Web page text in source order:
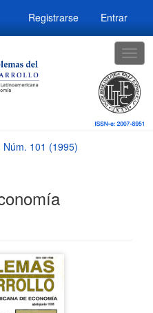
Registrarse Entrar
Núm. 101 (1995)